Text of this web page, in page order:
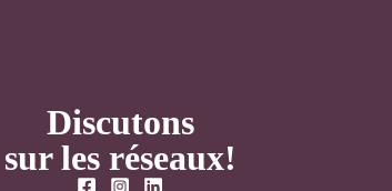
Discutons
sur les réseaux!